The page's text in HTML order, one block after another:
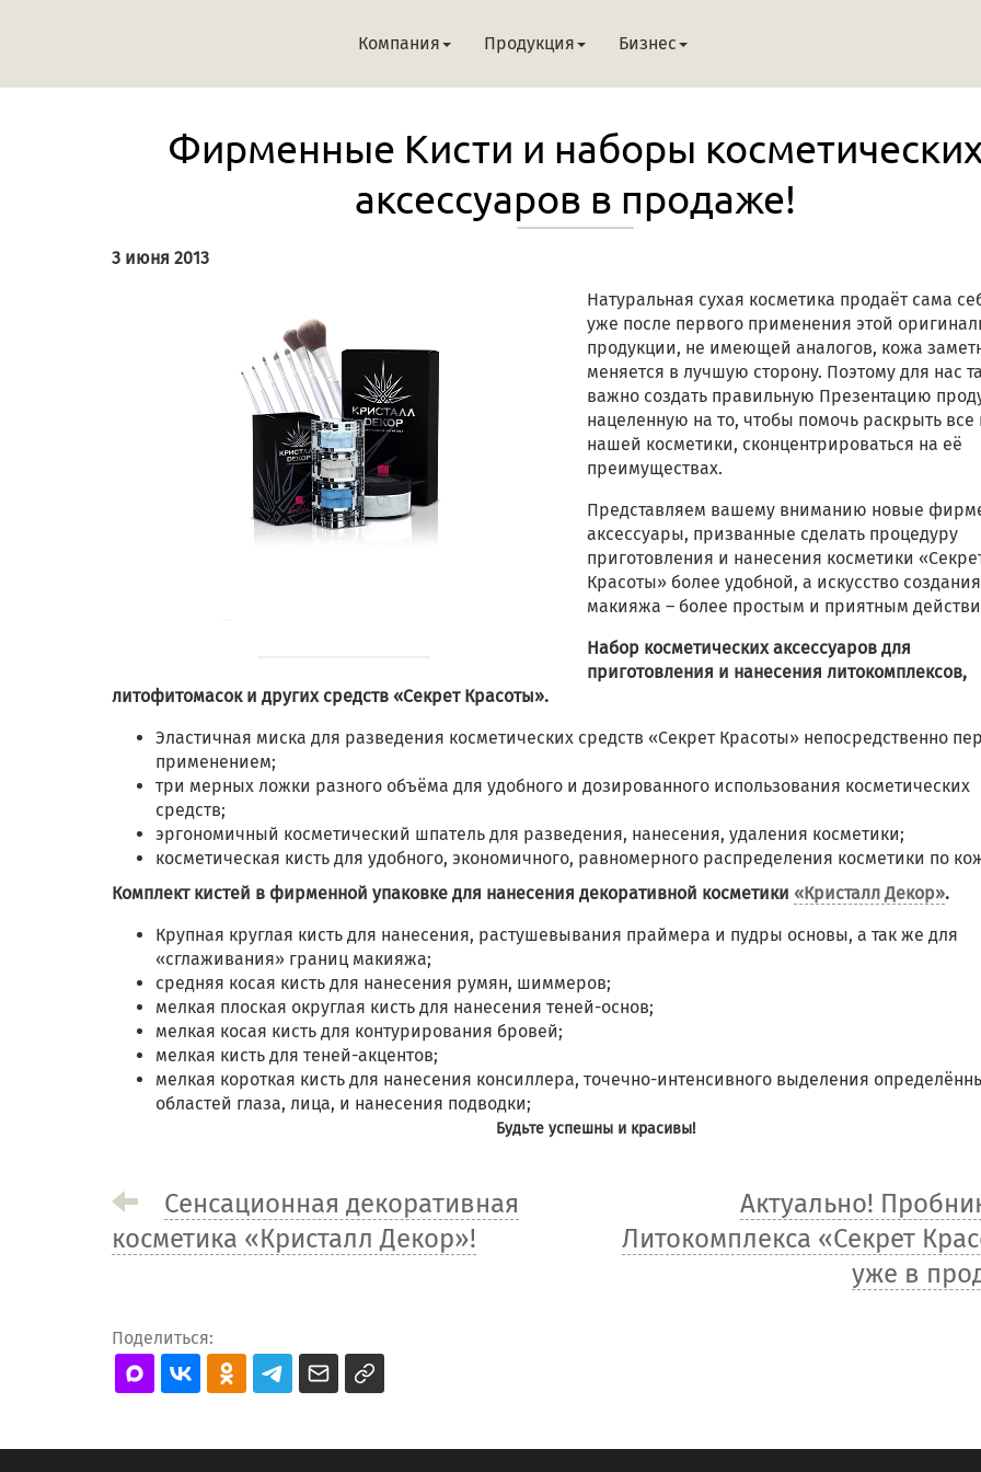
Компания Продукция Бизнес
Фирменные Кисти и наборы косметических
аксессуаров в продаже!
3 июня 2013
Натуральная сухая косметика продаёт сама
уже после первого применения этой
продукции, не имеющей аналогов, кожа
меняется в лучшую сторону. Поэтому для нас
важно создать правильную Презентацию
нацеленную на то, чтобы помочь раскрыть все
нашей косметики, сконцентрироваться на её
преимуществах.
Представляем вашему вниманию новые
аксессуары, призванные сделать процедуру
приготовления и нанесения косметики
Красоты» более удобной, а искусство создания
макияжа – более простым и приятным
Набор косметических аксессуаров для
приготовления и нанесения литокомплексов,
литофитомасок и других средств «Секрет Красоты».
Эластичная миска для разведения косметических средств «Секрет Красоты» непосредственно
применением;
три мерных ложки разного объёма для удобного и дозированного использования косметических
средств;
эргономичный косметический шпатель для разведения, нанесения, удаления косметики;
косметическая кисть для удобного, экономичного, равномерного распределения косметики по
Комплект кистей в фирменной упаковке для нанесения декоративной косметики «Кристалл Декор».
Крупная круглая кисть для нанесения, растушевывания праймера и пудры основы, а так же для
«сглаживания» границ макияжа;
средняя косая кисть для нанесения румян, шиммеров;
мелкая плоская округлая кисть для нанесения теней-основ;
мелкая косая кисть для контурирования бровей;
мелкая кисть для теней-акцентов;
мелкая короткая кисть для нанесения консиллера, точечно-интенсивного выделения
областей глаза, лица, и нанесения подводки;
Будьте успешны и красивы!
Сенсационная декоративная
косметика «Кристалл Декор»!
Актуально!
Литокомплекса «Секрет
уже в
Поделиться: